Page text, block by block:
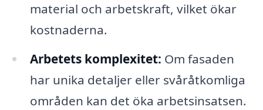
material och arbetskraft, vilket ökar
kostnaderna.
Arbetets komplexitet: Om fasaden
har unika detaljer eller svåråtkomliga
områden kan det öka arbetsinsatsen.